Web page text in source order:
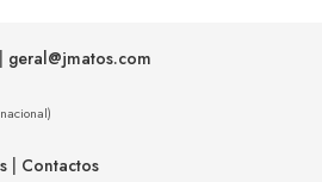
geral@jmatos.com
Contactos